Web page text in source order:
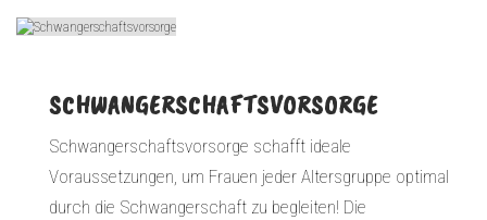
SCHWANGERSCHAFTSVORSORGE
Schwangerschaftsvorsorge schafft ideale
Voraussetzungen, um Frauen jeder Altersgruppe optimal
durch die Schwangerschaft zu begleiten! Die